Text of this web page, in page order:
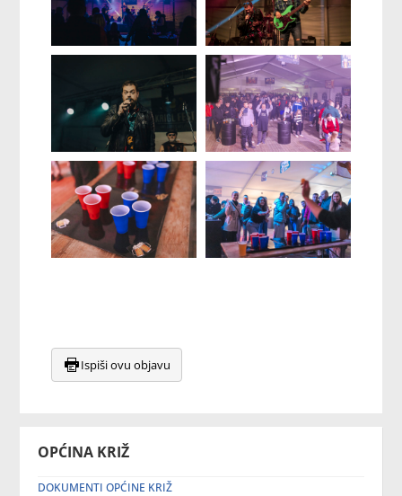
OPĆINA KRIŽ
DOKUMENTI OPĆINE KRIŽ
Ispiši ovu objavu